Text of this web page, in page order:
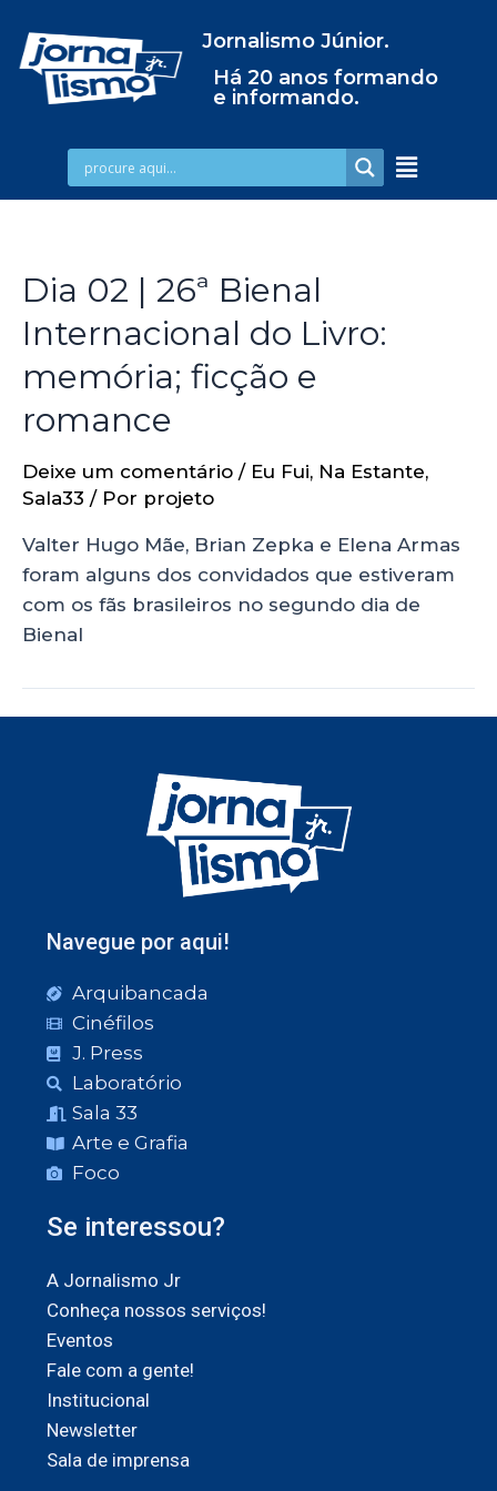
Jornalismo Júnior.
Há 20 anos formando
e informando.
Dia 02 | 26ª Bienal
Internacional do Livro:
memória; ficção e
romance
Deixe um comentário / Eu Fui, Na Estante,
Sala33 / Por projeto
Valter Hugo Mãe, Brian Zepka e Elena Armas
foram alguns dos convidados que estiveram
com os fãs brasileiros no segundo dia de
Bienal
Navegue por aqui!
Arquibancada
Cinéfilos
J. Press
Laboratório
Sala 33
Arte e Grafia
Foco
Se interessou?
A Jornalismo Jr
Conheça nossos serviços!
Eventos
Fale com a gente!
Institucional
Newsletter
Sala de imprensa